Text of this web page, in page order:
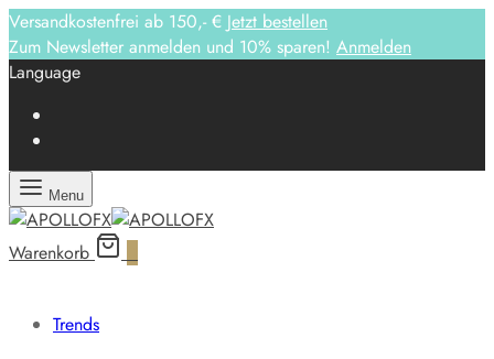
Versandkostenfrei ab 150,- € Jetzt bestellen
Zum Newsletter anmelden und 10% sparen! Anmelden
Language
Menu
Warenkorb
Trends